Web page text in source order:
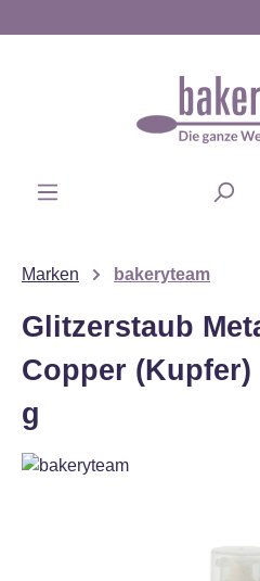
Marken bakeryteam
Glitzerstaub
Copper (Kupfer)
g